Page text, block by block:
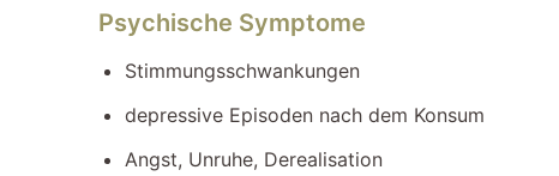
Psychische Symptome
Stimmungsschwankungen
depressive Episoden nach dem Konsum
Angst, Unruhe, Derealisation